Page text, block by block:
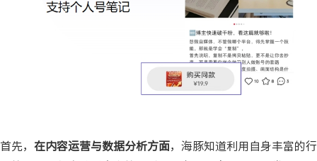
首先， 在内容运营与数据分析方面，海豚知道利用自身丰富的